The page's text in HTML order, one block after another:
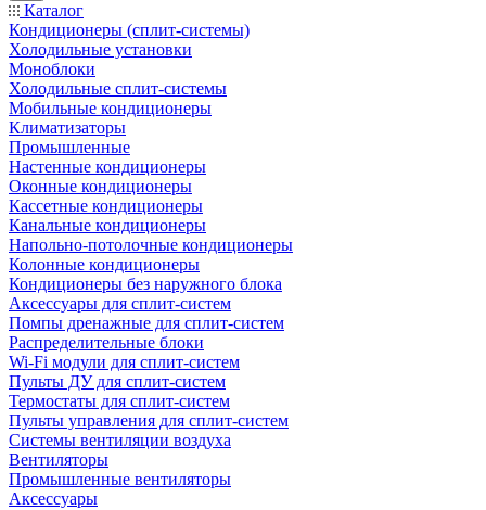
Каталог
Кондиционеры (сплит-системы)
Холодильные установки
Моноблоки
Холодильные сплит-системы
Мобильные кондиционеры
Климатизаторы
Промышленные
Настенные кондиционеры
Оконные кондиционеры
Кассетные кондиционеры
Канальные кондиционеры
Напольно-потолочные кондиционеры
Колонные кондиционеры
Кондиционеры без наружного блока
Аксессуары для сплит-систем
Помпы дренажные для сплит-систем
Распределительные блоки
Wi-Fi модули для сплит-систем
Пульты ДУ для сплит-систем
Термостаты для сплит-систем
Пульты управления для сплит-систем
Системы вентиляции воздуха
Вентиляторы
Промышленные вентиляторы
Аксессуары